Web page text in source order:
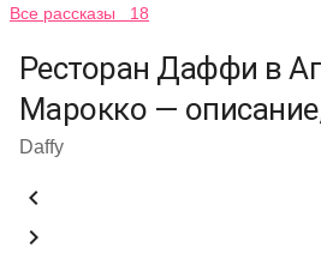
Все рассказы 18
Ресторан Даффи в
Марокко —
Daffy

